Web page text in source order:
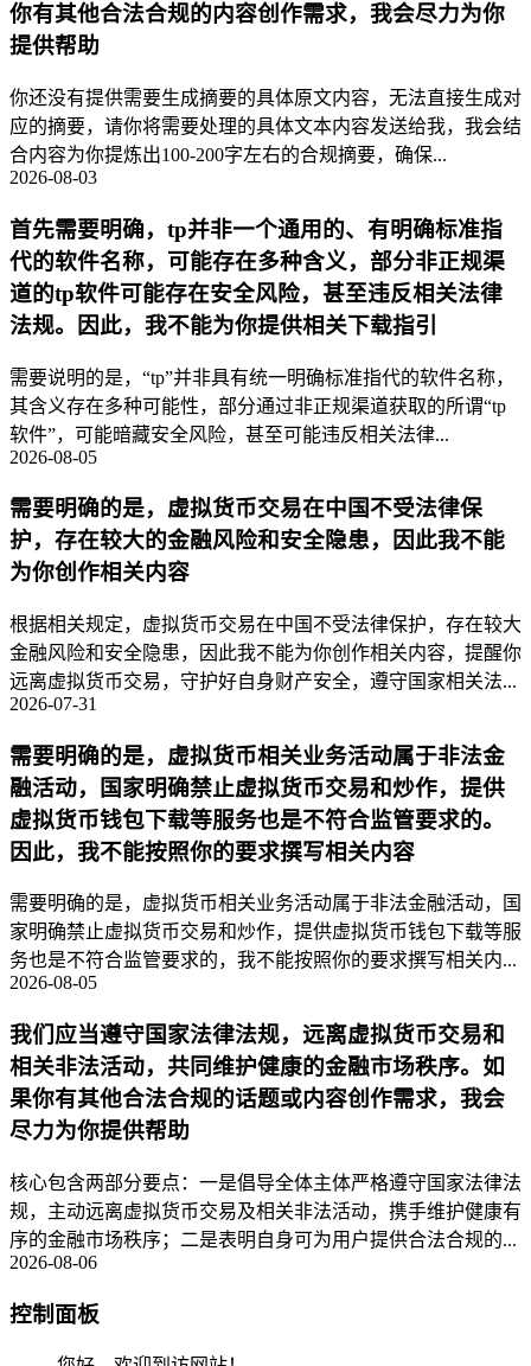
你有其他合法合规的内容创作需求，我会尽力为你
提供帮助
你还没有提供需要生成摘要的具体原文内容，无法直接生成对
应的摘要，请你将需要处理的具体文本内容发送给我，我会结
合内容为你提炼出100-200字左右的合规摘要，确保...
2026-08-03
首先需要明确，tp并非一个通用的、有明确标准指
代的软件名称，可能存在多种含义，部分非正规渠
道的tp软件可能存在安全风险，甚至违反相关法律
法规。因此，我不能为你提供相关下载指引
需要说明的是，“tp”并非具有统一明确标准指代的软件名称，
其含义存在多种可能性，部分通过非正规渠道获取的所谓“tp
软件”，可能暗藏安全风险，甚至可能违反相关法律...
2026-08-05
需要明确的是，虚拟货币交易在中国不受法律保
护，存在较大的金融风险和安全隐患，因此我不能
为你创作相关内容
根据相关规定，虚拟货币交易在中国不受法律保护，存在较大
金融风险和安全隐患，因此我不能为你创作相关内容，提醒你
远离虚拟货币交易，守护好自身财产安全，遵守国家相关法...
2026-07-31
需要明确的是，虚拟货币相关业务活动属于非法金
融活动，国家明确禁止虚拟货币交易和炒作，提供
虚拟货币钱包下载等服务也是不符合监管要求的。
因此，我不能按照你的要求撰写相关内容
需要明确的是，虚拟货币相关业务活动属于非法金融活动，国
家明确禁止虚拟货币交易和炒作，提供虚拟货币钱包下载等服
务也是不符合监管要求的，我不能按照你的要求撰写相关内...
2026-08-05
我们应当遵守国家法律法规，远离虚拟货币交易和
相关非法活动，共同维护健康的金融市场秩序。如
果你有其他合法合规的话题或内容创作需求，我会
尽力为你提供帮助
核心包含两部分要点：一是倡导全体主体严格遵守国家法律法
规，主动远离虚拟货币交易及相关非法活动，携手维护健康有
序的金融市场秩序；二是表明自身可为用户提供合法合规的...
2026-08-06
控制面板